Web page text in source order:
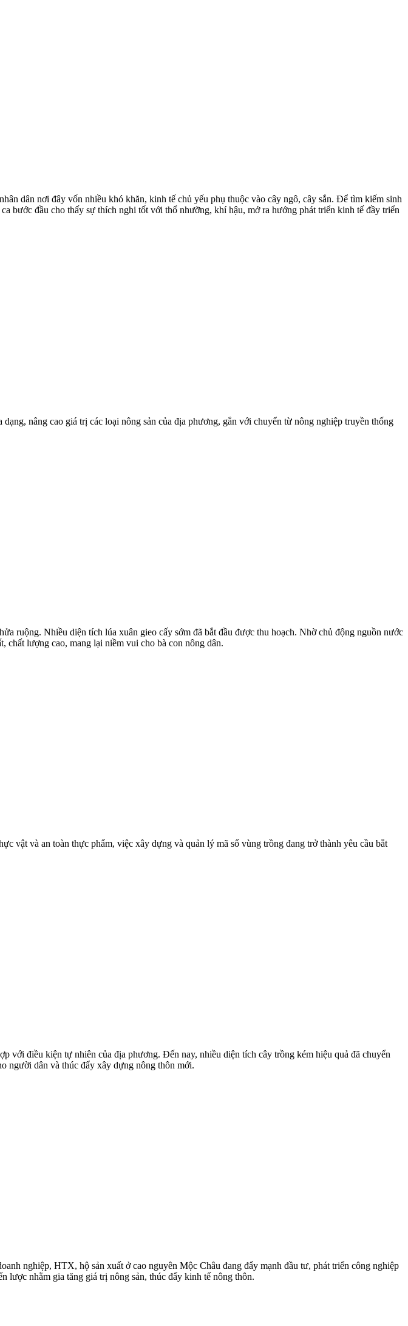
dân nơi đây vốn nhiều khó khăn, kinh tế chủ yếu phụ thuộc vào cây ngô, cây sắn. Để tìm kiếm sinh
bước đầu cho thấy sự thích nghi tốt với thổ nhưỡng, khí hậu, mở ra hướng phát triển kinh tế đầy triển
nâng cao giá trị các loại nông sản của địa phương, gắn với chuyển từ nông nghiệp truyền thống
ruộng. Nhiều diện tích lúa xuân gieo cấy sớm đã bắt đầu được thu hoạch. Nhờ chủ động nguồn nước
chất lượng cao, mang lại niềm vui cho bà con nông dân.
vật và an toàn thực phẩm, việc xây dựng và quản lý mã số vùng trồng đang trở thành yêu cầu bắt
với điều kiện tự nhiên của địa phương. Đến nay, nhiều diện tích cây trồng kém hiệu quả đã chuyển
người dân và thúc đẩy xây dựng nông thôn mới.
nghiệp, HTX, hộ sản xuất ở cao nguyên Mộc Châu đang đẩy mạnh đầu tư, phát triển công nghiệp
lược nhằm gia tăng giá trị nông sản, thúc đẩy kinh tế nông thôn.